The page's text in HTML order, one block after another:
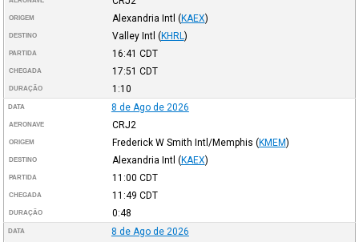
ORIGEM Alexandria Intl (KAEX)
DESTINO Valley Intl (KHRL )
PARTIDA 16:41 CDT
CHEGADA 17:51 CDT
DURAÇÃO 1:10
DATA 8 de Ago de 2026
AERONAVE CRJ2
ORIGEM Frederick W Smith Intl/Memphis (KMEM)
DESTINO Alexandria Intl (KAEX)
PARTIDA 11:00 CDT
CHEGADA 11:49 CDT
DURAÇÃO 0:48
DATA 8 de Ago de 2026